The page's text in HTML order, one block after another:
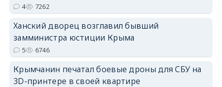
4 7262
Ханский дворец возглавил бывший
замминистра юстиции Крыма
5 6746
Крымчанин печатал боевые дроны для СБУ на
3D-принтере в своей квартире